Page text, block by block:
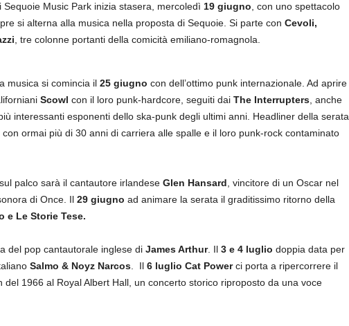
Music Park inizia stasera, mercoledì 19 giugno , con uno spettacolo
si alterna alla musica nella proposta di Sequoie. Si parte con Cevoli,
, tre colonne portanti della comicità emiliano-romagnola.
musica si comincia il 25 giugno con dell’ottimo punk internazionale. Ad aprire
Scowl con il loro punk-hardcore, seguiti dai The Interrupters, anche
interessanti esponenti dello ska-punk degli ultimi anni. Headliner della serata
con ormai più di 30 anni di carriera alle spalle e il loro punk-rock contaminato
palco sarà il cantautore irlandese Glen Hansard , vincitore di un Oscar nel
di Once. Il 29 giugno ad animare la serata il graditissimo ritorno della
e Le Storie Tese.
del pop cantautorale inglese di James Arthur. Il 3 e 4 luglio doppia data per
Salmo & Noyz Narcos. Il 6 luglio Cat Powerci porta a ripercorrere il
del 1966 al Royal Albert Hall, un concerto storico riproposto da una voce